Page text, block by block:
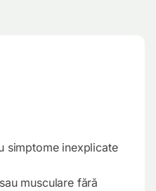
simptome inexplicate
musculare fără